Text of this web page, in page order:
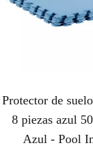
Protector de
8 piezas azul
Azul - Pool